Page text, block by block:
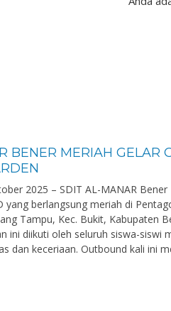
BENER MERIAH GELAR
2025 – SDIT AL-MANAR
yang berlangsung meriah di
Tampu, Kec. Bukit, Kabupaten
ini diikuti oleh seluruh siswa-siswi
dan keceriaan. Outbound kali ini